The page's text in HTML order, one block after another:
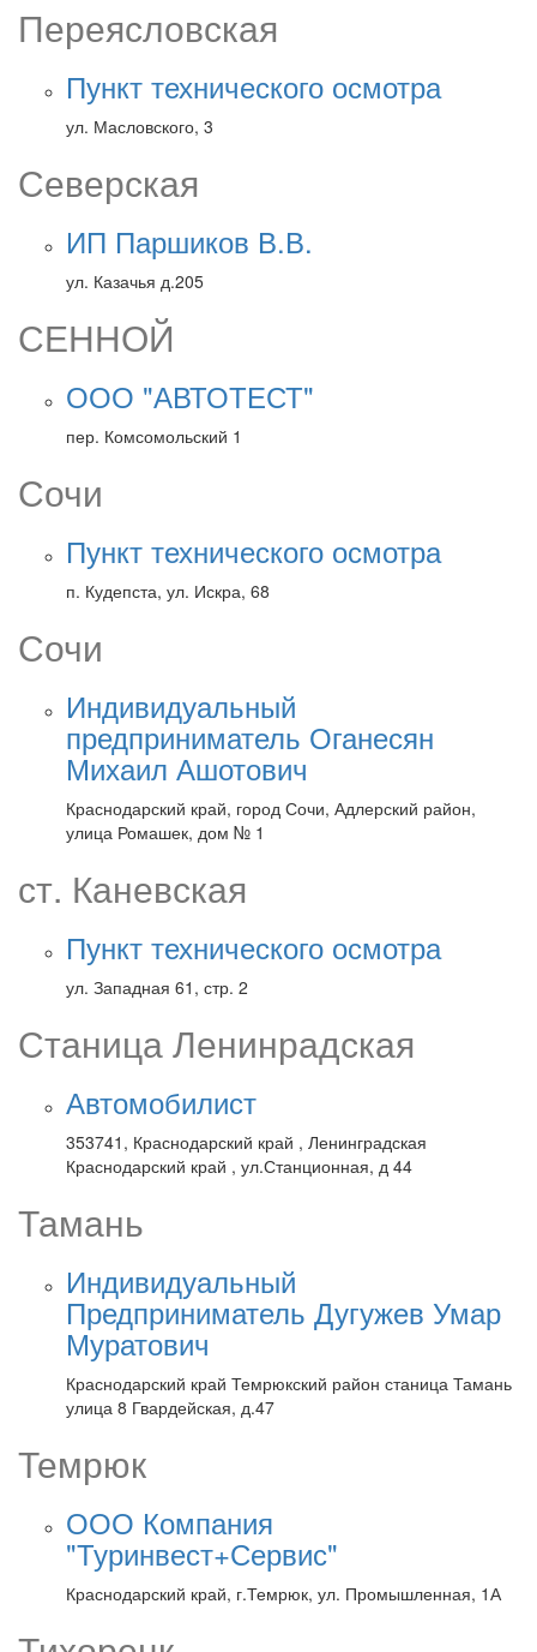
Переясловская
Пункт технического осмотра
ул. Масловского, 3
Северская
ИП Паршиков В.В.
ул. Казачья д.205
СЕННОЙ
ООО "АВТОТЕСТ"
пер. Комсомольский 1
Сочи
Пункт технического осмотра
п. Кудепста, ул. Искра, 68
Сочи
Индивидуальный
предприниматель Оганесян
Михаил Ашотович
Краснодарский край, город Сочи, Адлерский район,
улица Ромашек, дом № 1
ст. Каневская
Пункт технического осмотра
ул. Западная 61, стр. 2
Станица Ленинрадская
Автомобилист
353741, Краснодарский край , Ленинградская
Краснодарский край , ул.Станционная, д 44
Тамань
Индивидуальный
Предприниматель Дугужев Умар
Муратович
Краснодарский край Темрюкский район станица Тамань
улица 8 Гвардейская, д.47
Темрюк
ООО Компания
"Туринвест+Сервис"
Краснодарский край, г.Темрюк, ул. Промышленная, 1А